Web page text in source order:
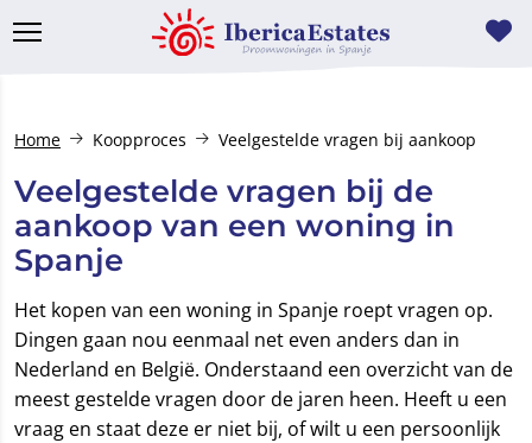
Home Koopproces Veelgestelde vragen bij aankoop
Veelgestelde vragen bij de
aankoop van een woning in
Spanje
Het kopen van een woning in Spanje roept vragen op.
Dingen gaan nou eenmaal net even anders dan in
Nederland en België. Onderstaand een overzicht van de
meest gestelde vragen door de jaren heen. Heeft u een
vraag en staat deze er niet bij, of wilt u een persoonlijk